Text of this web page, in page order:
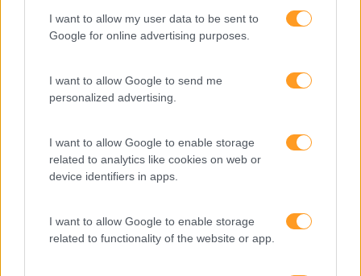
I want to allow my user data to be sent to
Google for online advertising purposes.
I want to allow Google to send me
personalized advertising.
I want to allow Google to enable storage
related to analytics like cookies on web or
device identifiers in apps.
I want to allow Google to enable storage
related to functionality of the website or app.
Atendimento E Relação Cliente
Desenvolvimento De Competências
Entrevista